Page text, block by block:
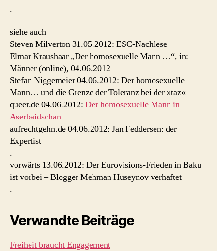
.
siehe auch
Steven Milverton 31.05.2012: ESC-Nachlese
Elmar Kraushaar „Der homosexuelle Mann …“, in:
Männer (online), 04.06.2012
Stefan Niggemeier 04.06.2012: Der homosexuelle
Mann… und die Grenze der Toleranz bei der »taz«
queer.de 04.06.2012: Der homosexuelle Mann in
Aserbaidschan
aufrechtgehn.de 04.06.2012: Jan Feddersen: der
Expertist
.
vorwärts 13.06.2012: Der Eurovisions-Frieden in Baku
ist vorbei – Blogger Mehman Huseynov verhaftet
.
Verwandte Beiträge
Freiheit braucht Engagement